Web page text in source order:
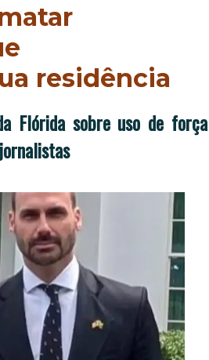
residência
Flórida sobre uso de força